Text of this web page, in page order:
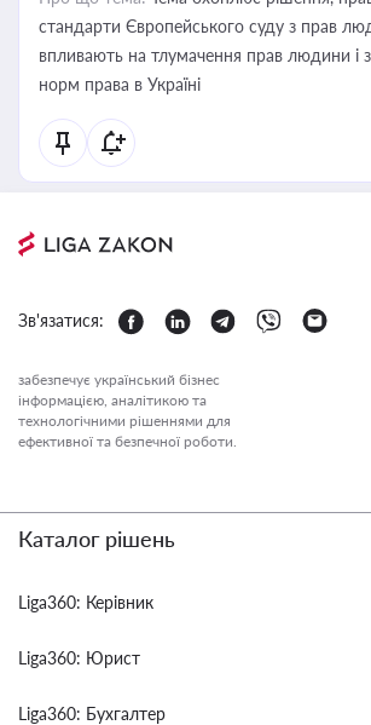
стандарти Європейського суду з прав
впливають на тлумачення прав людини і
норм права в Україні
Зв'язатися:
забезпечує український бізнес
інформацією, аналітикою та
технологічними рішеннями для
ефективної та безпечної роботи.
Каталог рішень
Liga360: Керівник
Liga360: Юрист
Liga360: Бухгалтер